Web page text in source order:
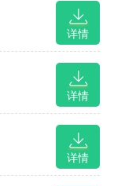
详情
详情
详情